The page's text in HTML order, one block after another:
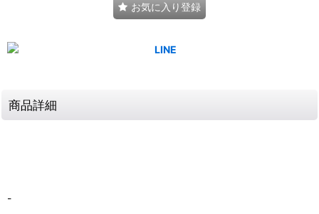
お気に入り登録
商品詳細
-